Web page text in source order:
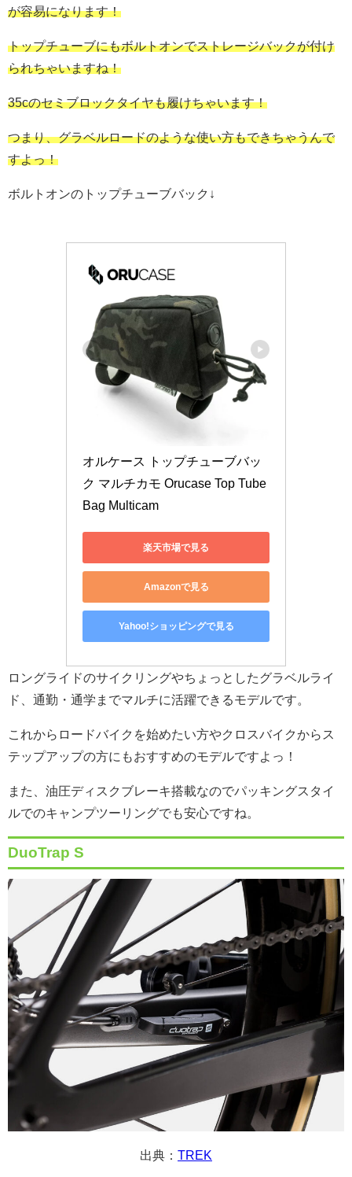
が容易になります！
トップチューブにもボルトオンでストレージバックが付け
られちゃいますね！
35cのセミブロックタイヤも履けちゃいます！
つまり、グラベルロードのような使い方もできちゃうんで
すよっ！
ボルトオンのトップチューブバック↓
オルケース トップチューブバッ
ク マルチカモ Orucase Top Tube
Bag Multicam
楽天市場で見る
Amazonで見る
Yahoo!ショッピングで見る
ロングライドのサイクリングやちょっとしたグラベルライ
ド、通勤・通学までマルチに活躍できるモデルです。
これからロードバイクを始めたい方やクロスバイクからス
テップアップの方にもおすすめのモデルですよっ！
また、油圧ディスクブレーキ搭載なのでパッキングスタイ
ルでのキャンプツーリングでも安心ですね。
DuoTrap S
出典： TREK